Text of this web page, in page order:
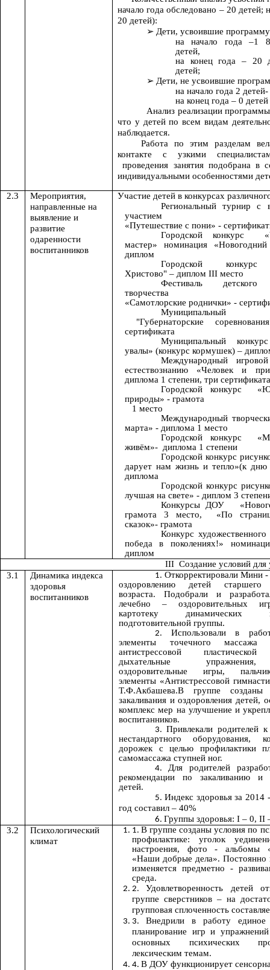
начало года обследовано – 20 детей;
20 детей):
Дети, усвоившие программу
на начало года –1
детей,
на конец года – 20
детей;
Дети, не усвоившие
на начало года 2
на конец года – 0
Анализ реализации
что у детей по всем видам
наблюдается.
Работа по этим разделам
контакте с узкими
проведения занятия подобрана в
индивидуальными особенностями
2.3
Мероприятия,
направленные на
выявление и
развитие
одаренности
воспитанников
Участие детей в конкурсах
Региональный турнир с
участием
«Путешествие с пони» -
Городской конкурс
мастер» номинация
диплом
Городской конкурс
Христово" – диплом III место
Фестиваль детского
творчества
«Самотлорские роднички» -
Муниципальный
"Губернаторские
сертификата
Муниципальный
увалы» (конкурс кормушек) –
Международный
естествознанию «Человек и
диплома 1 степени, три сертификата
Городской конкурс
природы» - грамота
1 место
Международный
марта» - диплома 1 место
Городской конкурс
живём»- диплома 1 степени
Городской конкурс
дарует нам жизнь и тепло»(к
диплома
Городской конкурс
лучшая на свете» - диплом 3
Конкурсы ДОУ
грамота 3 место, «По
сказок»- грамота
Конкурс
победа в поколениях!»
диплом
III Создание условий для
3.1
Динамика индекса
здоровья
воспитанников
Откорректировали Мини
оздоровлению детей старшего
возраста. Подобрали и
лечебно – оздоровительных
картотеку
подготовительной группы.
Использовали в
элементы точечного
антистрессовой пластической
дыхательные
оздоровительные игры,
элементы «Антистрессовой
Т.Ф.Акбашева.В группе созданы
закаливания и оздоровления детей,
комплекс мер на улучшение и
воспитанников.
Привлекали родителей к
нестандартного оборудования,
дорожек с целью профилактики
самомассажа ступней ног.
Для родителей
рекомендации по закаливанию и
детей.
Индекс здоровья за 2014
год составил – 40%
Группы здоровья: I – 0,
3.2
Психологический
климат
В группе созданы условия по
профилактике: уголок
настроения, фото - альбомы
«Наши добрые дела». Постоянно
изменяется предметно -
среда.
Удовлетворенность детей
группе сверстников – на
групповая сплоченность
Внедрили в работу единое
планирование игр и
основных психических
лексическим темам.
В ДОУ функционирует